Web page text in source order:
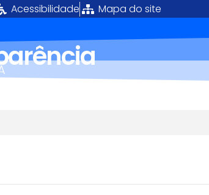
Acessibilidade Mapa do site